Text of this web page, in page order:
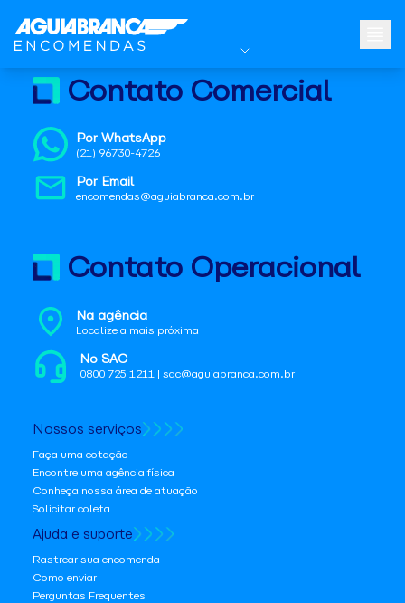
Contato Comercial
Por WhatsApp
(21) 96730-4726
Por Email
encomendas@aguiabranca.com.br
Contato Operacional
Na agência
Localize a mais próxima
No SAC
0800 725 1211 | sac@aguiabranca.com.br
Nossos serviços
Faça uma cotação
Encontre uma agência física
Conheça nossa área de atuação
Solicitar coleta
Ajuda e suporte
Rastrear sua encomenda
Como enviar
Perguntas Frequentes